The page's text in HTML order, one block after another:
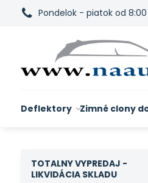
Pondelok - piatok od
Deflektory Zimné clony
TOTALNY VYPREDAJ -
LIKVIDÁCIA SKLADU